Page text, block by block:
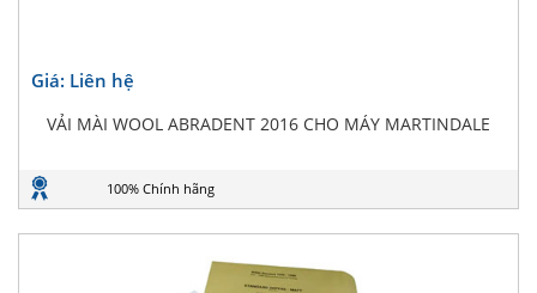
Giá: Liên hệ
VẢI MÀI WOOL ABRADENT 2016 CHO MÁY MARTINDALE
100% Chính hãng